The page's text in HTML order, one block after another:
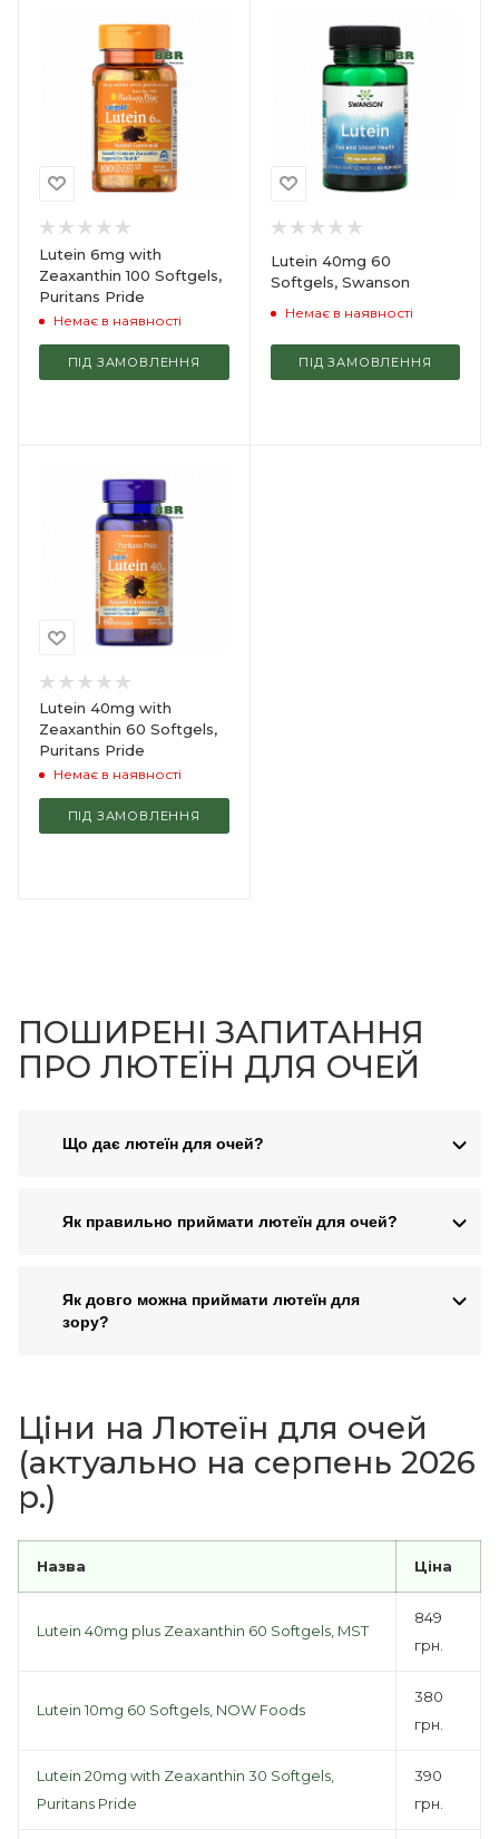
Lutein 6mg with
Zeaxanthin 100 Softgels,
Puritans Pride
Немає в наявності
ПІД ЗАМОВЛЕННЯ
Lutein 40mg 60
Softgels, Swanson
Немає в наявності
ПІД ЗАМОВЛЕННЯ
Lutein 40mg with
Zeaxanthin 60 Softgels,
Puritans Pride
Немає в наявності
ПІД ЗАМОВЛЕННЯ
ПОШИРЕНІ ЗАПИТАННЯ
ПРО ЛЮТЕЇН ДЛЯ ОЧЕЙ
Що дає лютеїн для очей?
Як правильно приймати лютеїн для очей?
Як довго можна приймати лютеїн для
зору?
Ціни на Лютеїн для очей
(актуально на серпень 2026
р.)
Назва Ціна
Lutein 40mg plus Zeaxanthin 60 Softgels, MST
849
грн.
Lutein 10mg 60 Softgels, NOW Foods
380
грн.
Lutein 20mg with Zeaxanthin 30 Softgels,
Puritans Pride
390
грн.